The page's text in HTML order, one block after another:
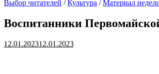
Выбор читателей /Культура /Материал
Воспитанники
12.01.202312.01.2023